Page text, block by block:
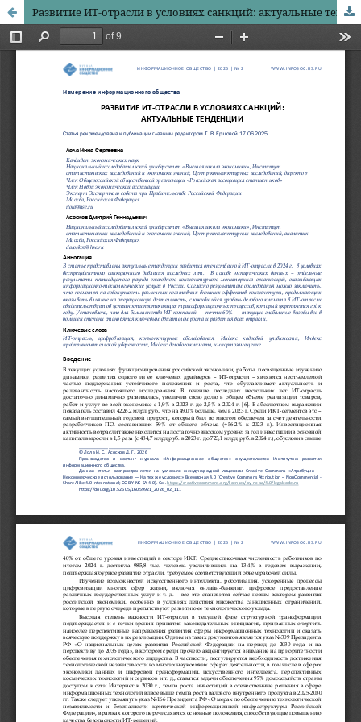
Развитие ИТ-отрасли в условиях санкций: актуальные тенденции